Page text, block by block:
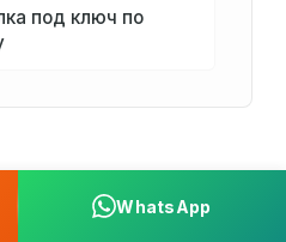
WhatsApp
под ключ по